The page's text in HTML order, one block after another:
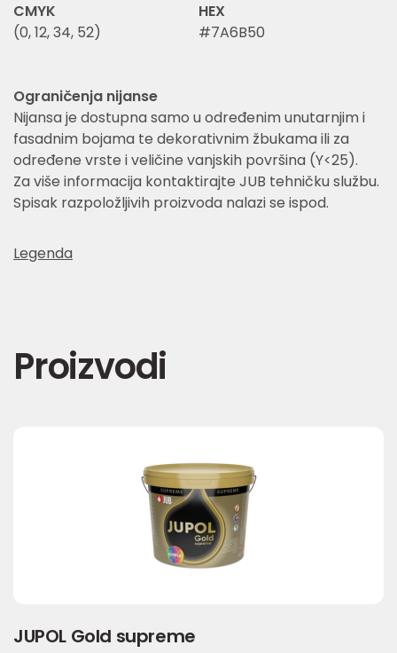
CMYK
(0, 12, 34, 52)
HEX
#7A6B50
Ograničenja nijanse
Nijansa je dostupna samo u određenim unutarnjim i
fasadnim bojama te dekorativnim žbukama ili za
određene vrste i veličine vanjskih površina (Y<25).
Za više informacija kontaktirajte JUB tehničku službu.
Spisak razpoložljivih proizvoda nalazi se ispod.
Legenda
Proizvodi
JUPOL Gold supreme